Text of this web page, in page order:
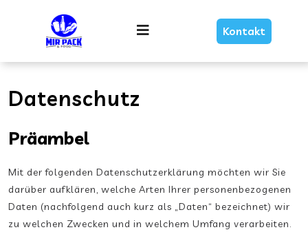
Menu Kontakt
Datenschutz
Präambel
Mit der folgenden Datenschutzerklärung möchten wir Sie
darüber aufklären, welche Arten Ihrer personenbezogenen
Daten (nachfolgend auch kurz als „Daten“ bezeichnet) wir
zu welchen Zwecken und in welchem Umfang verarbeiten.